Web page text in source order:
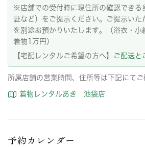
※店舗での受付時に現住所の確認できる
証など）をご提示ください。ご提示いた
を別途お預かりいたします。（浴衣・
着物1万円）
【宅配レンタルご希望の方へ】
ご配送と
所属店舗の営業時間、住所等は下記にてご
着物レンタルあき 池袋店
予約カレンダー